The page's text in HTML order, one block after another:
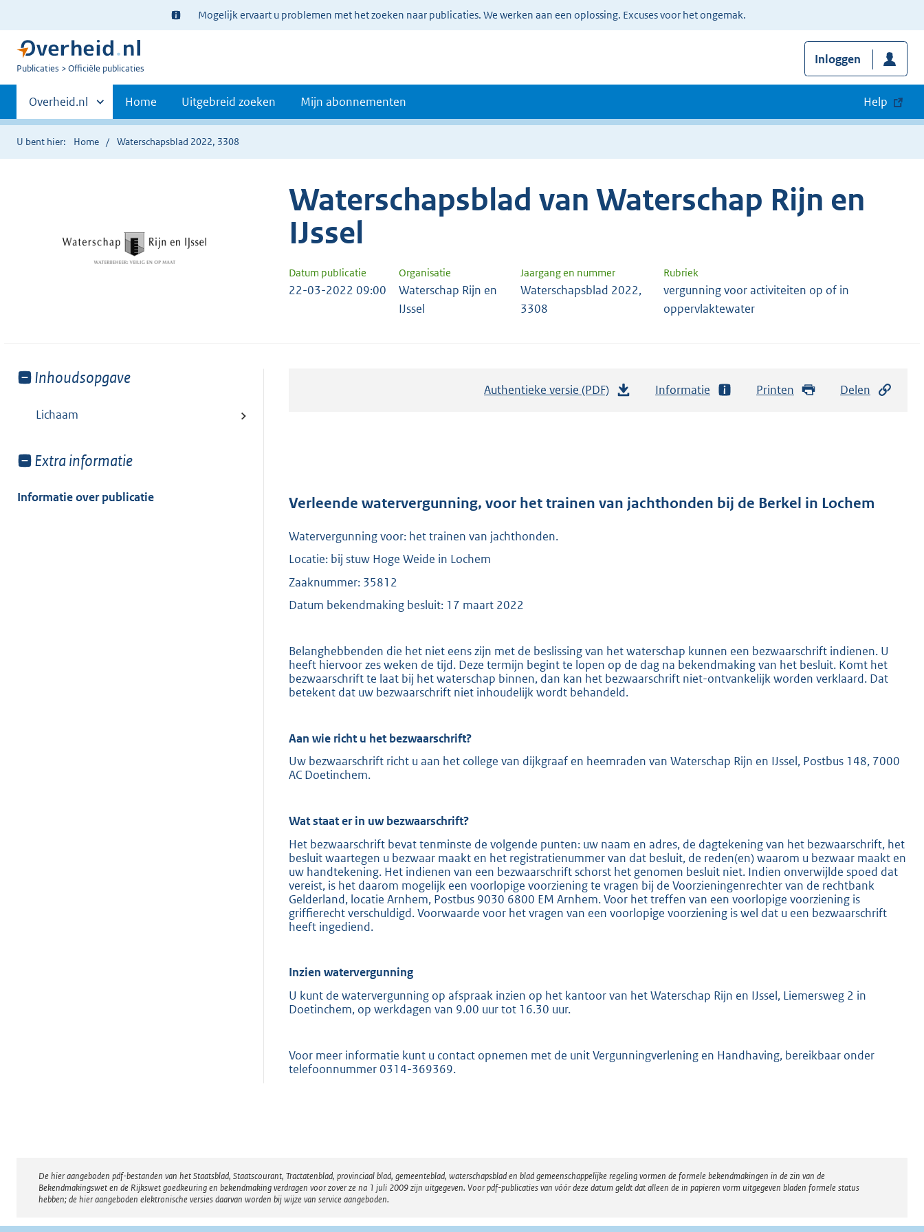
Ter
informatie:
Mogelijk ervaart u problemen met het zoeken naar publicaties. We werken aan een oplossing. Excuses voor het ongemak.
U
Publicaties Officiële publicaties
Inloggen
Primaire
navigatie
Andere
sites
binnen
Overheid.nl Home Uitgebreid zoeken Mijn abonnementen Help
U bent hier: Home Waterschapsblad 2022, 3308
Waterschapsblad van Waterschap Rijn en
IJssel
Datum publicatie Organisatie Jaargang en nummer Rubriek
22-03-2022 09:00
Waterschap Rijn en
IJssel
Waterschapsblad 2022,
3308
vergunning voor activiteiten op of in
oppervlaktewater
Toon
van:
Inhoudsopgave
Lichaam
Toon
van:
Extra informatie
Informatie over publicatie
Authentieke versie (PDF)
d
e
:
2
b
Informatie Printen Delen
Verleende watervergunning, voor het trainen van jachthonden bij de Berkel in Lochem
Watervergunning voor: het trainen van jachthonden.
Locatie: bij stuw Hoge Weide in Lochem
Zaaknummer: 35812
Datum bekendmaking besluit: 17 maart 2022
Belanghebbenden die het niet eens zijn met de beslissing van het waterschap kunnen een bezwaarschrift indienen. U
heeft hiervoor zes weken de tijd. Deze termijn begint te lopen op de dag na bekendmaking van het besluit. Komt het
bezwaarschrift te laat bij het waterschap binnen, dan kan het bezwaarschrift niet-ontvankelijk worden verklaard. Dat
betekent dat uw bezwaarschrift niet inhoudelijk wordt behandeld.
Aan wie richt u het bezwaarschrift?
Uw bezwaarschrift richt u aan het college van dijkgraaf en heemraden van Waterschap Rijn en IJssel, Postbus 148, 7000
AC Doetinchem.
Wat staat er in uw bezwaarschrift?
Het bezwaarschrift bevat tenminste de volgende punten: uw naam en adres, de dagtekening van het bezwaarschrift, het
besluit waartegen u bezwaar maakt en het registratienummer van dat besluit, de reden(en) waarom u bezwaar maakt en
uw handtekening. Het indienen van een bezwaarschrift schorst het genomen besluit niet. Indien onverwijlde spoed dat
vereist, is het daarom mogelijk een voorlopige voorziening te vragen bij de Voorzieningenrechter van de rechtbank
Gelderland, locatie Arnhem, Postbus 9030 6800 EM Arnhem. Voor het treffen van een voorlopige voorziening is
griffierecht verschuldigd. Voorwaarde voor het vragen van een voorlopige voorziening is wel dat u een bezwaarschrift
heeft ingediend.
Inzien watervergunning
U kunt de watervergunning op afspraak inzien op het kantoor van het Waterschap Rijn en IJssel, Liemersweg 2 in
Doetinchem, op werkdagen van 9.00 uur tot 16.30 uur.
Voor meer informatie kunt u contact opnemen met de unit Vergunningverlening en Handhaving, bereikbaar onder
telefoonnummer 0314-369369.
Disclaimer
De hier aangeboden pdf-bestanden van het Staatsblad, Staatscourant, Tractatenblad, provinciaal blad, gemeenteblad, waterschapsblad en blad gemeenschappelijke regeling vormen de formele bekendmakingen in de zin van de
Bekendmakingswet en de Rijkswet goedkeuring en bekendmaking verdragen voor zover ze na 1 juli 2009 zijn uitgegeven. Voor pdf-publicaties van vóór deze datum geldt dat alleen de in papieren vorm uitgegeven bladen formele status
hebben; de hier aangeboden elektronische versies daarvan worden bij wijze van service aangeboden.